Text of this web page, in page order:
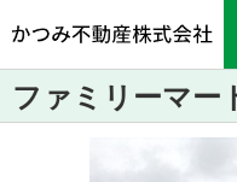
ファミリーマー